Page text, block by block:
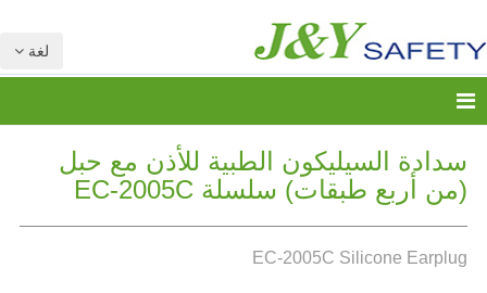
لغة
سدادة السيليكون الطبية للأذن مع حبل
(من أربع طبقات) سلسلة EC-2005C
EC-2005C Silicone Earplug